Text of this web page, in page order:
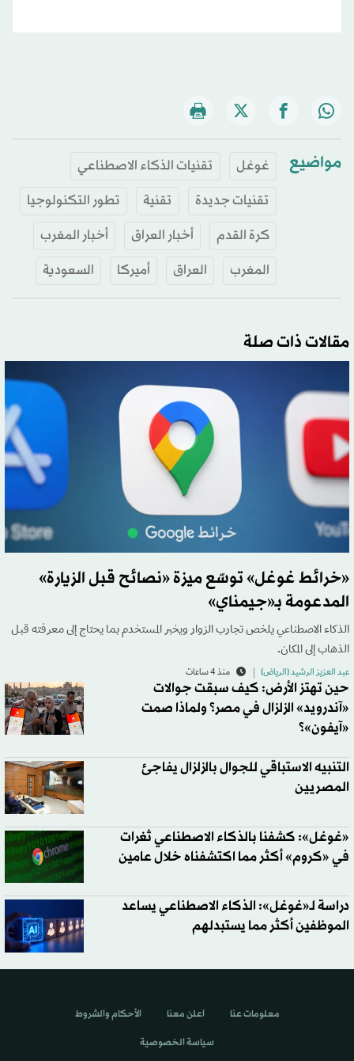
مواضيع غوغل
تقنيات الذكاء الاصطناعي
تقنيات جديدة
تقنية
تطور التكنولوجيا
كرة القدم
أخبار العراق
أخبار المغرب
المغرب
العراق أميركا السعودية
مقالات ذات صلة
«خرائط غوغل» توسّع ميزة «نصائح قبل الزيارة»
المدعومة بـ«جيمناي»
الذكاء الاصطناعي يلخص تجارب الزوار ويخبر المستخدم بما يحتاج إلى معرفته قبل
الذهاب إلى المكان.
عبد العزيز الرشيد (الرياض) منذ 4 ساعات
حين تهتز الأرض: كيف سبقت جوالات
«آندرويد» الزلزال في مصر؟ ولماذا صمت
«آيفون»؟
التنبيه الاستباقي للجوال بالزلزال يفاجئ
المصريين
«غوغل»: كشفنا بالذكاء الاصطناعي ثغرات
في «كروم» أكثر مما اكتشفناه خلال عامين
دراسة لـ«غوغل»: الذكاء الاصطناعي يساعد
الموظفين أكثر مما يستبدلهم
معلومات عنا اعلن معنا الأحكام والشروط
سياسة الخصوصية